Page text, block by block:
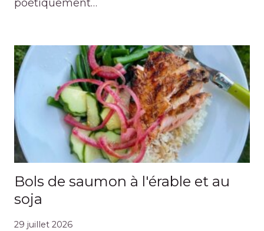
poétiquement…
Bols de saumon à l'érable et au
soja
29 juillet 2026